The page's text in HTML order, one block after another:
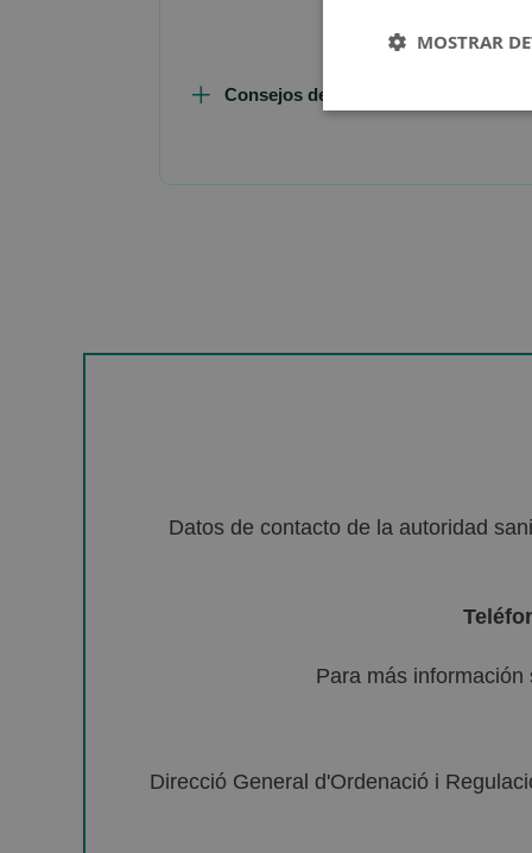
Consejos de Compra Producto
Datos de contacto de la autoridad
Para más
Direcció General d'Ordenació i
MOSTRAR